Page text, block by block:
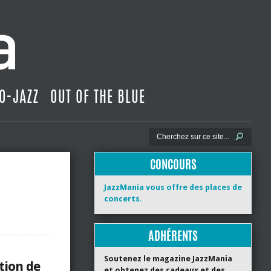
JAZZ OUT OF THE BLUE
de
CONCOURS
JazzMania vous offre des places de
concerts.
ADHÉRENTS
Soutenez le magazine JazzMania